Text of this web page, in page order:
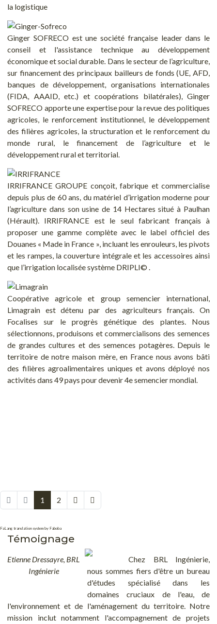
la logistique
Ginger SOFRECO est une société française leader dans le
conseil et l'assistance technique au développement
économique et social durable. Dans le secteur de l’agriculture,
sur financement des principaux bailleurs de fonds (UE, AFD,
banques de développement, organisations internationales
(FIDA, AAAID, etc.) et coopérations bilatérales), Ginger
SOFRECO apporte une expertise pour la revue des politiques
agricoles, le renforcement institutionnel, le développement
des filières agricoles, la structuration et le renforcement du
monde rural, le financement de l’agriculture et le
développement rural et territorial.
IRRIFRANCE GROUPE conçoit, fabrique et commercialise
depuis plus de 60 ans, du matériel d’irrigation moderne pour
l’agriculture dans son usine de 14 Hectares situé à Paulhan
(Hérault). IRRIFRANCE est le seul fabricant français à
proposer une gamme complète avec le label officiel des
Douanes « Made in France », incluant les enrouleurs, les pivots
et les rampes, la couverture intégrale et les accessoires ainsi
que l’irrigation localisée système DRIPLI© .
Coopérative agricole et group semencier international,
Limagrain est détenu par des agriculteurs français. On
Focalises sur le progrès génétique des plantes. Nous
sélectionnons, produisons et commercialisons des semences
de grandes cultures et des semences potagères. Depuis le
territoire de notre maison mère, en France nous avons bâti
des filières agroalimentaires uniques et avons déployé nos
activités dans 49 pays pour devenir 4e semencier mondial.
1 2
FaLang translation system by Faboba
Témoignage
Etienne Dressayre, BRL
Ingénierie
Chez BRL Ingénierie,
nous sommes fiers d'être un bureau
d'études spécialisé dans les
domaines cruciaux de l'eau, de
l'environnement et de l'aménagement du territoire. Notre
mission inclut notamment l'accompagnement de projets